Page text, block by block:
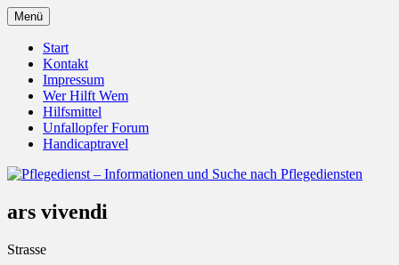
Zum
Inhalt
springen
Pflegedienst – Informationen
und Suche nach Pflegediensten
Unfallopfer – Hilfswerk
Menü
Start
Kontakt
Impressum
Wer Hilft Wem
Hilfsmittel
Unfallopfer Forum
Handicaptravel
ars vivendi
Strasse